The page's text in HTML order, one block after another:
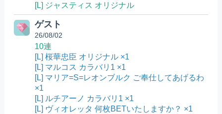
[L] ジャスティス オリジナル
ゲスト
26/08/02
10連
[L] 桜華忠臣 オリジナル ×1
[L] マルコス カラバリ1 ×1
[L] マリア=S=レオンブルク ご奉仕してあげるわ
×1
[L] ルチアーノ カラバリ1 ×1
[L] ヴィオレッタ 何枚BETいたしますか？ ×1